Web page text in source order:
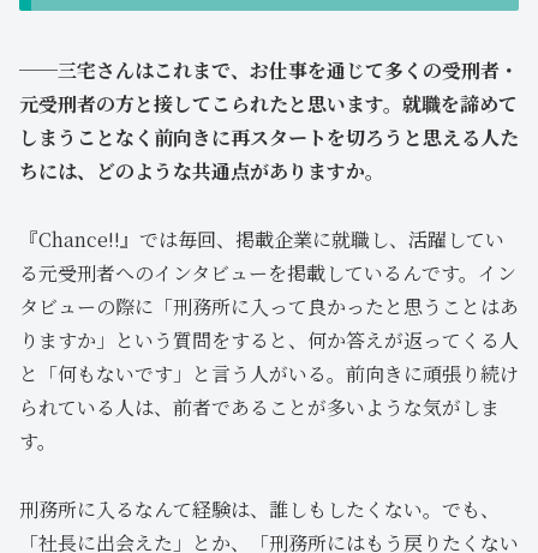
──三宅さんはこれまで、お仕事を通じて多くの受刑者・
元受刑者の方と接してこられたと思います。就職を諦めて
しまうことなく前向きに再スタートを切ろうと思える人た
ちには、どのような共通点がありますか。
『Chance!!』では毎回、掲載企業に就職し、活躍してい
る元受刑者へのインタビューを掲載しているんです。イン
タビューの際に「刑務所に入って良かったと思うことはあ
りますか」という質問をすると、何か答えが返ってくる人
と「何もないです」と言う人がいる。前向きに頑張り続け
られている人は、前者であることが多いような気がしま
す。
刑務所に入るなんて経験は、誰しもしたくない。でも、
「社長に出会えた」とか、「刑務所にはもう戻りたくない